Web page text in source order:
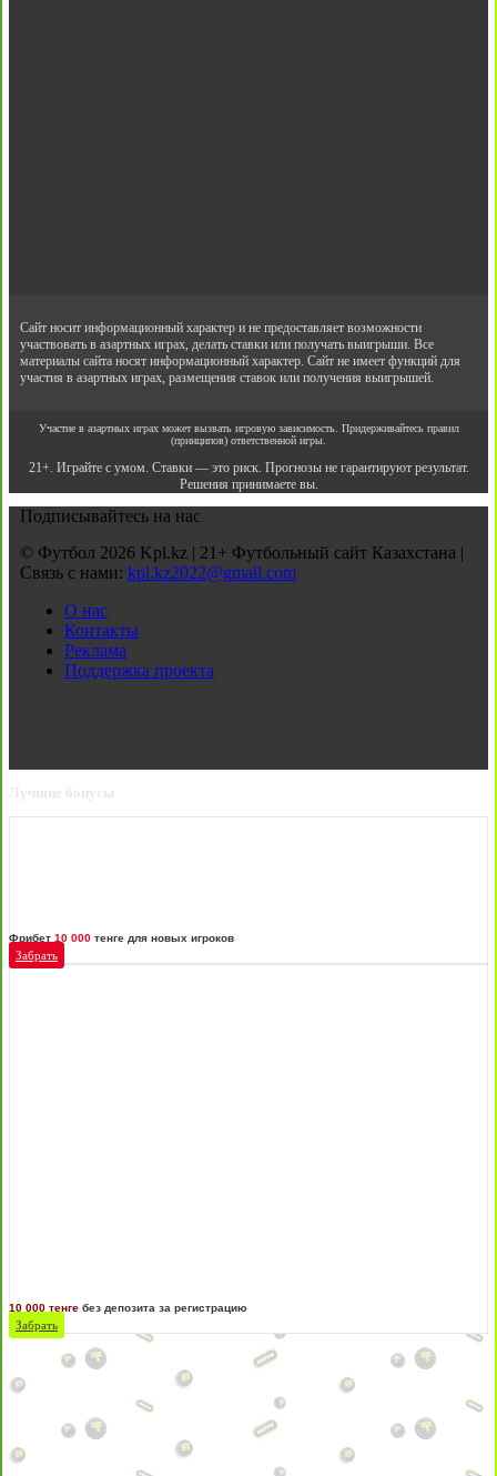
Сайт носит информационный характер и не предоставляет возможности
участвовать в азартных играх, делать ставки или получать выигрыши. Все
материалы сайта носят информационный характер. Сайт не имеет функций для
участия в азартных играх, размещения ставок или получения выигрышей.
Участие в азартных играх может вызвать игровую зависимость. Придерживайтесь правил
(принципов) ответственной игры.
21+. Играйте с умом. Ставки — это риск. Прогнозы не гарантируют результат.
Решения принимаете вы.
Подписывайтесь на нас
© Футбол 2026 Kpl.kz | 21+ Футбольный сайт Казахстана |
Связь с нами: kpl.kz2022@gmail.com
О нас
Контакты
Реклама
Поддержка проекта
Лучшие бонусы
Фрибет 10 000 тенге для новых игроков
Забрать
10 000 тенге без депозита за регистрацию
Забрать